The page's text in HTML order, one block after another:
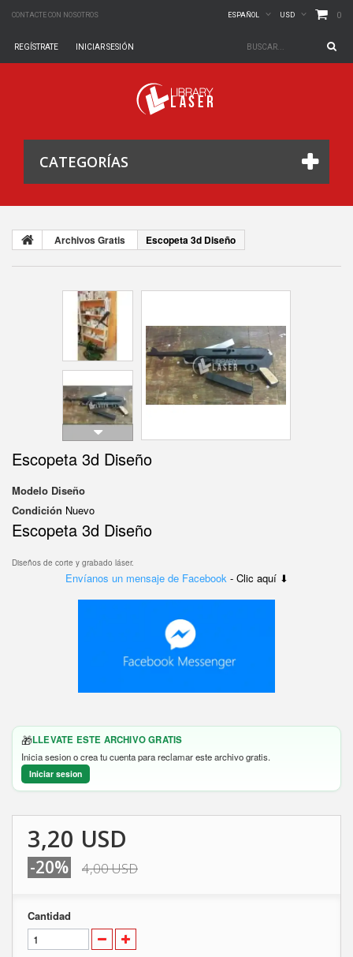
CONTACTE CON NOSOTROS 0
USD
ESPAÑOL
INICIAR SESIÓN
REGÍSTRATE
CATEGORÍAS
Archivos Gratis Escopeta 3d Diseño
Escopeta 3d Diseño
Modelo Diseño
Condición Nuevo
Escopeta 3d Diseño
Diseños de corte y grabado láser.
Envíanos un mensaje de Facebook - Clic aquí ⬇
🎁LLEVATE ESTE ARCHIVO GRATIS
Inicia sesion o crea tu cuenta para reclamar este archivo gratis.
Iniciar sesion
3,20 USD
-20% 4,00 USD
Cantidad